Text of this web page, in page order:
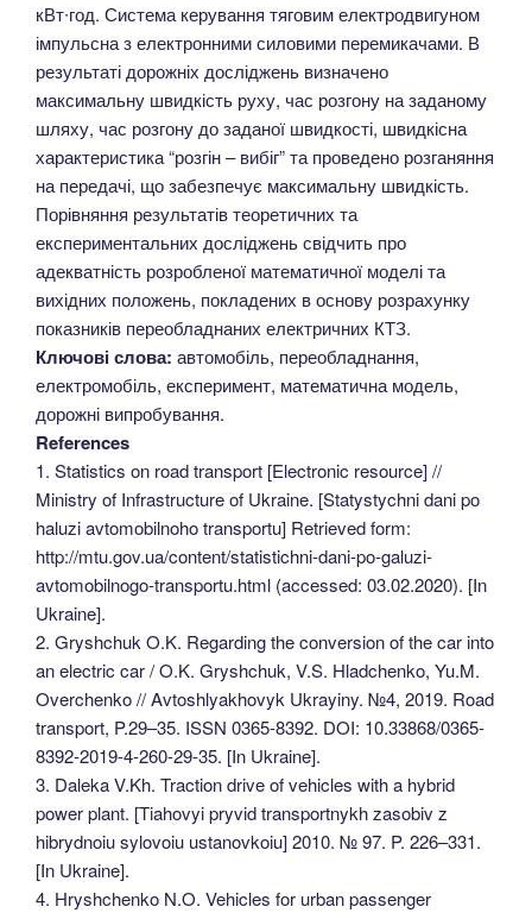
кВт∙год. Система керування тяговим електродвигуном
імпульсна з електронними силовими перемикачами. В
результаті дорожніх досліджень визначено
максимальну швидкість руху, час розгону на заданому
шляху, час розгону до заданої швидкості, швидкісна
характеристика “розгін – вибіг” та проведено розганяння
на передачі, що забезпечує максимальну швидкість.
Порівняння результатів теоретичних та
експериментальних досліджень свідчить про
адекватність розробленої математичної моделі та
вихідних положень, покладених в основу розрахунку
показників переобладнаних електричних КТЗ.
Ключові слова: автомобіль, переобладнання,
електромобіль, експеримент, математична модель,
дорожні випробування.
References
1. Statistics on road transport [Electronic resource] //
Ministry of Infrastructure of Ukraine. [Statystychni dani po
haluzi avtomobilnoho transportu] Retrieved form:
http://mtu.gov.ua/content/statistichni-dani-po-galuzi-
avtomobilnogo-transportu.html (accessed: 03.02.2020). [In
Ukraine].
2. Gryshchuk O.K. Regarding the conversion of the car into
an electric car / O.K. Gryshchuk, V.S. Hladchenko, Yu.M.
Overchenko // Avtoshlyakhovyk Ukrayiny. №4, 2019. Road
transport, P.29–35. ISSN 0365-8392. DOI: 10.33868/0365-
8392-2019-4-260-29-35. [In Ukraine].
3. Daleka V.Kh. Traction drive of vehicles with a hybrid
power plant. [Tiahovyi pryvid transportnykh zasobiv z
hibrydnoiu sylovoiu ustanovkoiu] 2010. № 97. P. 226–331.
[In Ukraine].
4. Hryshchenko N.O. Vehicles for urban passenger